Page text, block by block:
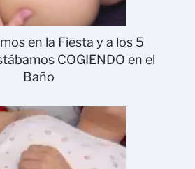
en la Fiesta y a los 5
COGIENDO en el
Baño